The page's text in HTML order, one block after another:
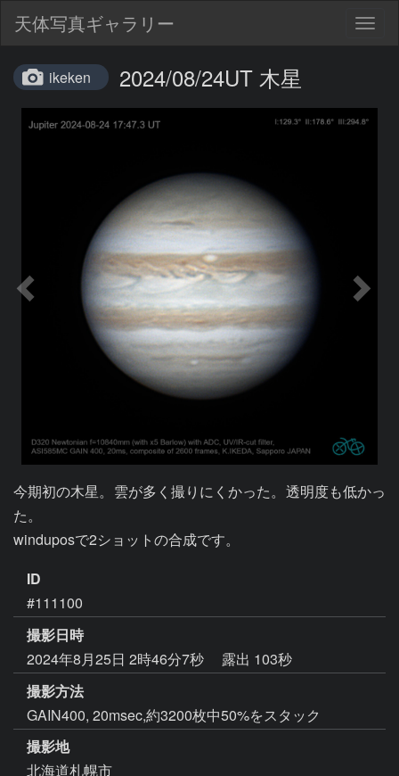
天体写真ギャラリー
ikeken 2024/08/24UT 木星
今期初の木星。雲が多く撮りにくかった。透明度も低かっ
た。
winduposで2ショットの合成です。
ID
#111100
撮影日時
2024年8月25日 2時46分7秒
露出 103秒
撮影方法
GAIN400, 20msec,約3200枚中50%をスタック
撮影地
北海道札幌市